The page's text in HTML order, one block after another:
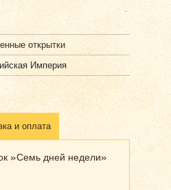
открытки
Империя
и оплата
»Семь дней недели»